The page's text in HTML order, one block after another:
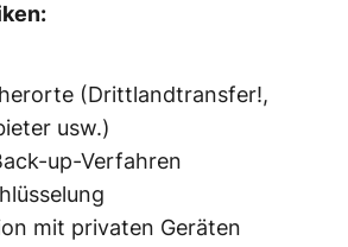
(Drittlandtransfer!,
usw.)
up-Verfahren
mit privaten Geräten